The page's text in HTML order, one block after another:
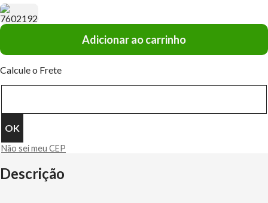
Adicionar ao carrinho
Calcule o Frete
Não sei meu CEP
Descrição